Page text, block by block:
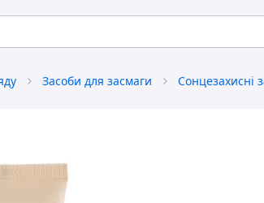
Засоби для засмаги Сонцезахисні